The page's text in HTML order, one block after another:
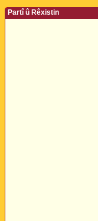
Partî û Rêxistin